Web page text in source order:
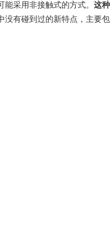
采用非接触式的方式。 这
有碰到过的新特点，主要包